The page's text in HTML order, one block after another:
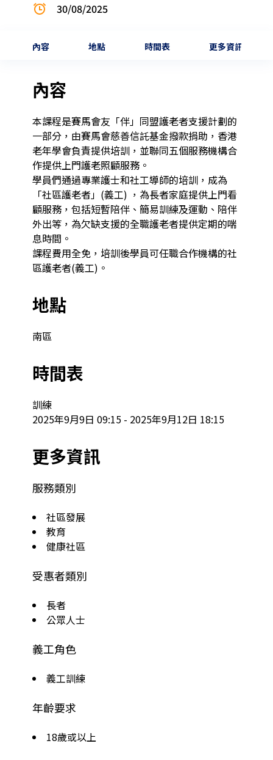
30/08/2025
內容 地點 時間表 更多資訊
內容
本課程是賽馬會友「伴」同盟護老者支援計劃的
一部分，由賽馬會慈善信託基金撥款捐助，香港
老年學會負責提供培訓，並聯同五個服務機構合
作提供上門護老照顧服務。
學員們通過專業護士和社工導師的培訓，成為
「社區護老者」(義工) ，為長者家庭提供上門看
顧服務，包括短暫陪伴、簡易訓練及運動、陪伴
外出等，為欠缺支援的全職護老者提供定期的喘
息時間。
課程費用全免，培訓後學員可任職合作機構的社
區護老者(義工)。
地點
南區
時間表
訓練
2025年9月9日 09:15 - 2025年9月12日 18:15
更多資訊
服務類別
社區發展
教育
健康社區
受惠者類別
長者
公眾人士
義工角色
義工訓練
年齡要求
18歲或以上